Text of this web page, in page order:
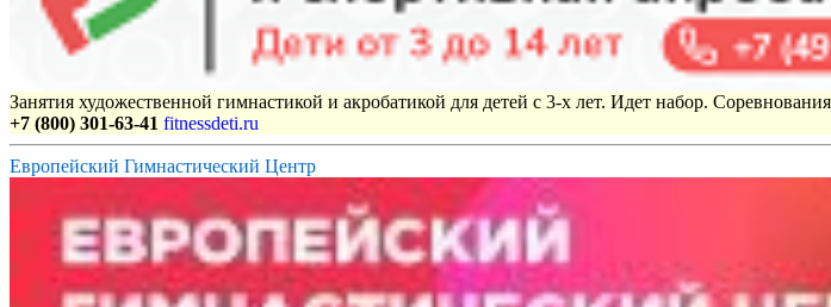
Занятия художественной гимнастикой и акробатикой для детей с 3-х лет. Идет набор.
+7 (800) 301-63-41 fitnessdeti.ru
Европейский Гимнастический Центр